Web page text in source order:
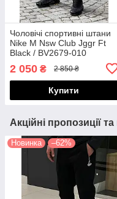
Чоловічі спортивні штани
Nike M Nsw Club Jggr Ft
Black / BV2679-010
2 050 ₴ 2 850 ₴
Купити
Акційні пропозиції
Новинка –62%